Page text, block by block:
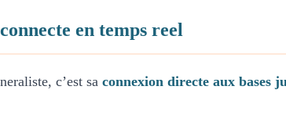
en temps reel
c’est sa connexion directe aux bases